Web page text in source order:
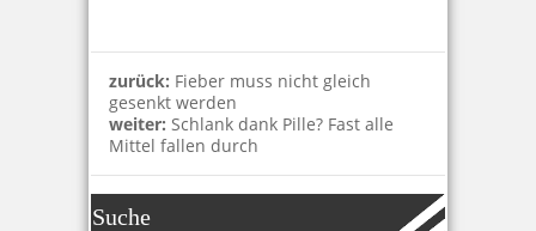
zurück: Fieber muss nicht gleich
gesenkt werden
weiter: Schlank dank Pille? Fast alle
Mittel fallen durch
Suche